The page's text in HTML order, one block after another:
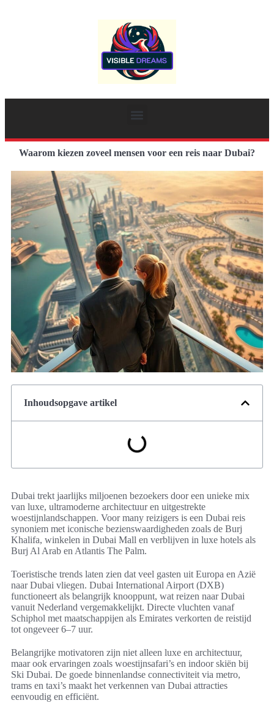
Waarom kiezen zoveel mensen voor een reis naar Dubai?
Inhoudsopgave artikel
Dubai trekt jaarlijks miljoenen bezoekers door een unieke mix
van luxe, ultramoderne architectuur en uitgestrekte
woestijnlandschappen. Voor many reizigers is een Dubai reis
synoniem met iconische bezienswaardigheden zoals de Burj
Khalifa, winkelen in Dubai Mall en verblijven in luxe hotels als
Burj Al Arab en Atlantis The Palm.
Toeristische trends laten zien dat veel gasten uit Europa en Azië
naar Dubai vliegen. Dubai International Airport (DXB)
functioneert als belangrijk knooppunt, wat reizen naar Dubai
vanuit Nederland vergemakkelijkt. Directe vluchten vanaf
Schiphol met maatschappijen als Emirates verkorten de reistijd
tot ongeveer 6–7 uur.
Belangrijke motivatoren zijn niet alleen luxe en architectuur,
maar ook ervaringen zoals woestijnsafari’s en indoor skiën bij
Ski Dubai. De goede binnenlandse connectiviteit via metro,
trams en taxi’s maakt het verkennen van Dubai attracties
eenvoudig en efficiënt.